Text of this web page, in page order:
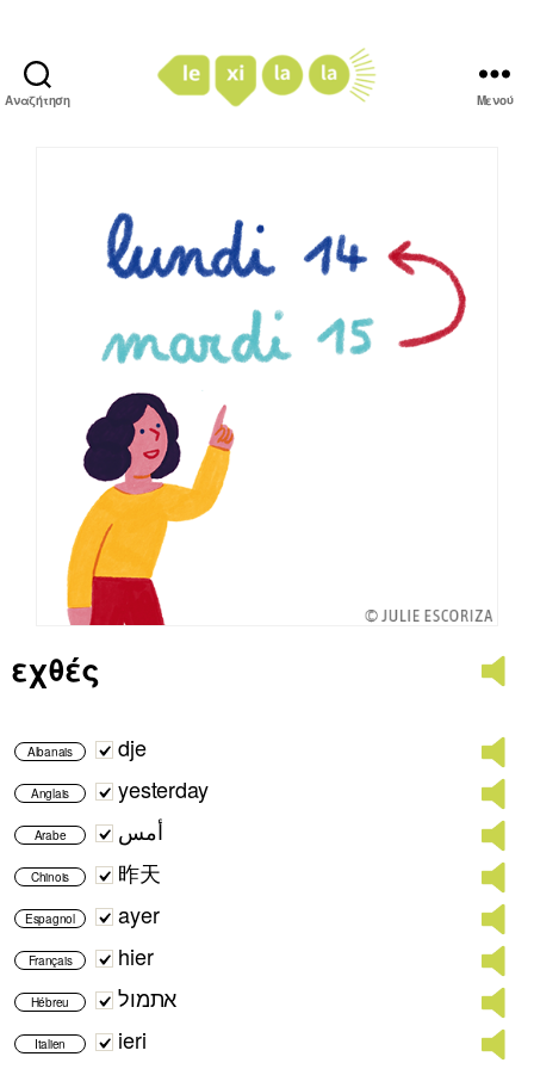
Αναζήτηση Μενού
εχθές
Albanais dje
Anglais yesterday
Arabe أمس
Chinois 昨天
Espagnol ayer
Français hier
Hébreu אתמול
Italien ieri